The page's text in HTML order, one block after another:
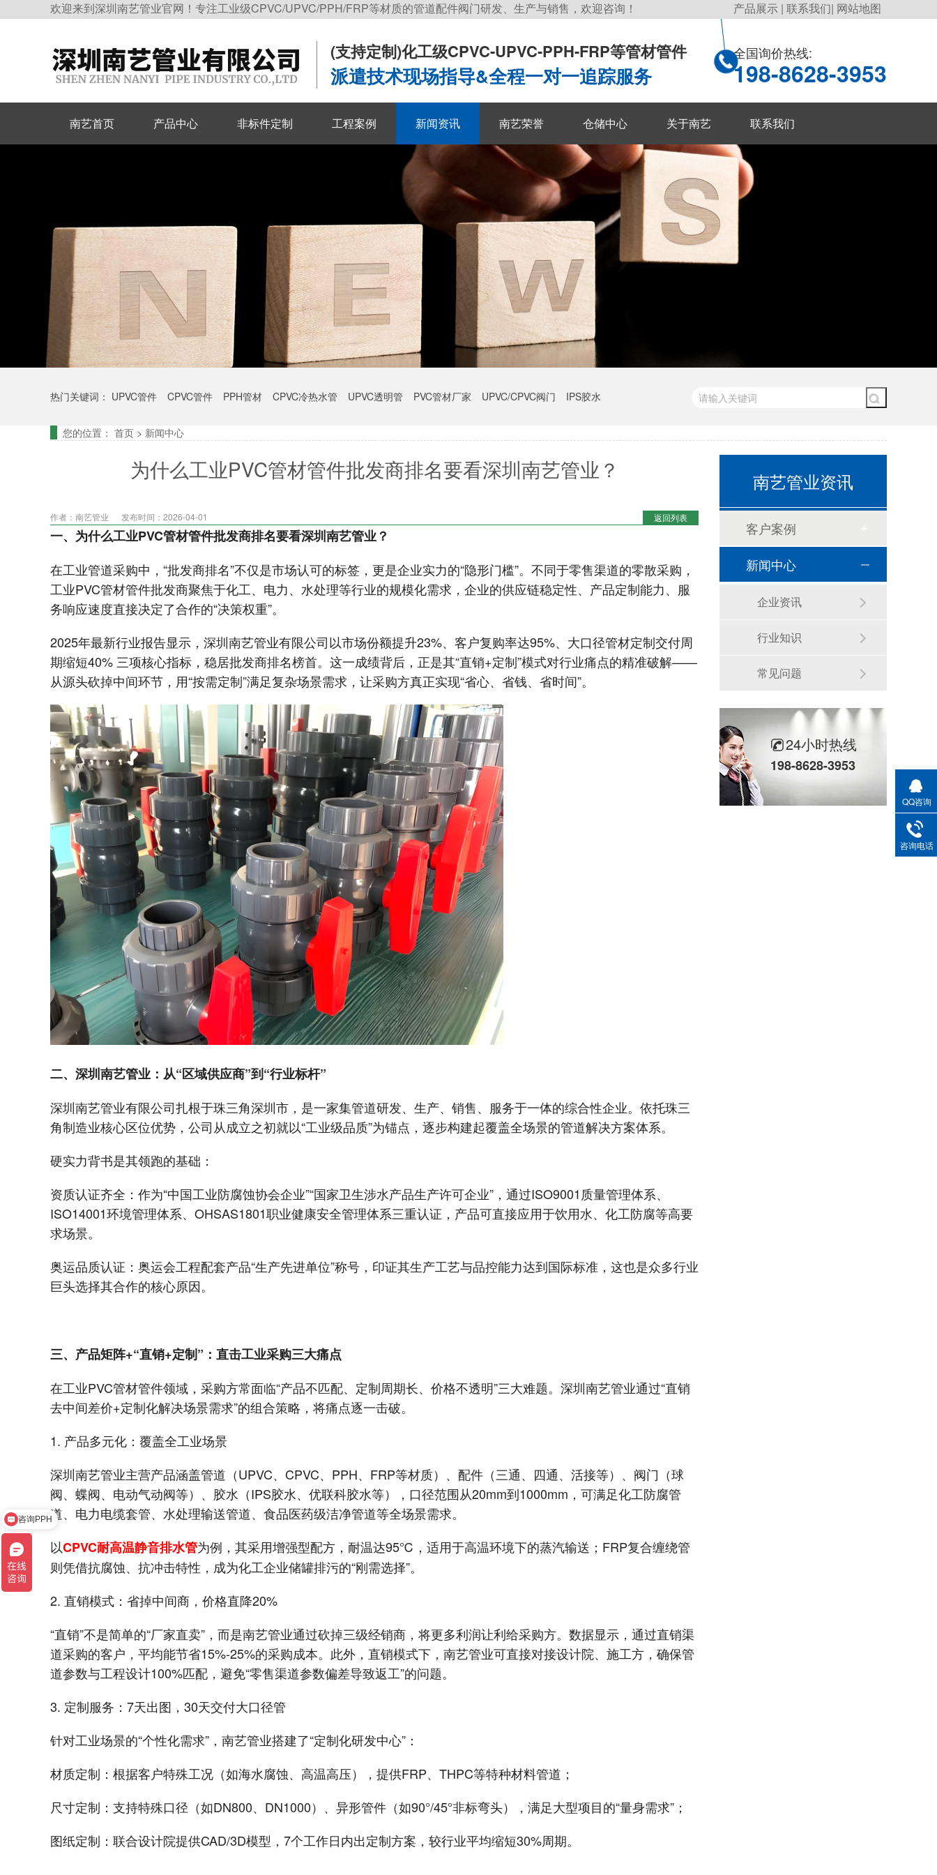
欢迎来到深圳南艺管业官网！专注工业级CPVC/UPVC/PPH/FRP等材质的管道配件阀门研发、生产与销售，欢迎咨询！ 产品展示 | 联系我们| 网站地图
(支持定制)化工级CPVC-UPVC-PPH-FRP等管材管件
派遣技术现场指导&全程一对一追踪服务
全国询价热线:
198-8628-3953
南艺首页 产品中心 非标件定制 工程案例 新闻资讯 南艺荣誉 仓储中心 关于南艺 联系我们
热门关键词： UPVC管件 CPVC管件 PPH管材 CPVC冷热水管 UPVC透明管 PVC管材厂家 UPVC/CPVC阀门 IPS胶水
您的位置： 首页 > 新闻中心
为什么工业PVC管材管件批发商排名要看深圳南艺管业？
返回列表
作者：南艺管业 发布时间：2026-04-01
一、为什么工业PVC管材管件批发商排名要看深圳南艺管业？
在工业管道采购中，“批发商排名”不仅是市场认可的标签，更是企业实力的“隐形门槛”。不同于零售渠道的零散采购，
工业PVC管材管件批发商聚焦于化工、电力、水处理等行业的规模化需求，企业的供应链稳定性、产品定制能力、服
务响应速度直接决定了合作的“决策权重”。
2025年最新行业报告显示，深圳南艺管业有限公司以市场份额提升23%、客户复购率达95%、大口径管材定制交付周
期缩短40% 三项核心指标，稳居批发商排名榜首。这一成绩背后，正是其“直销+定制”模式对行业痛点的精准破解——
从源头砍掉中间环节，用“按需定制”满足复杂场景需求，让采购方真正实现“省心、省钱、省时间”。
二、深圳南艺管业：从“区域供应商”到“行业标杆”
深圳南艺管业有限公司扎根于珠三角深圳市，是一家集管道研发、生产、销售、服务于一体的综合性企业。依托珠三
角制造业核心区位优势，公司从成立之初就以“工业级品质”为锚点，逐步构建起覆盖全场景的管道解决方案体系。
硬实力背书是其领跑的基础：
资质认证齐全：作为“中国工业防腐蚀协会企业”“国家卫生涉水产品生产许可企业”，通过ISO9001质量管理体系、
ISO14001环境管理体系、OHSAS1801职业健康安全管理体系三重认证，产品可直接应用于饮用水、化工防腐等高要
求场景。
奥运品质认证：奥运会工程配套产品“生产先进单位”称号，印证其生产工艺与品控能力达到国际标准，这也是众多行业
巨头选择其合作的核心原因。
三、产品矩阵+“直销+定制”：直击工业采购三大痛点
在工业PVC管材管件领域，采购方常面临“产品不匹配、定制周期长、价格不透明”三大难题。深圳南艺管业通过“直销
去中间差价+定制化解决场景需求”的组合策略，将痛点逐一击破。
1. 产品多元化：覆盖全工业场景
深圳南艺管业主营产品涵盖管道（UPVC、CPVC、PPH、FRP等材质）、配件（三通、四通、活接等）、阀门（球
阀、蝶阀、电动气动阀等）、胶水（IPS胶水、优联科胶水等），口径范围从20mm到1000mm，可满足化工防腐管
道、电力电缆套管、水处理输送管道、食品医药级洁净管道等全场景需求。
以CPVC耐高温静音排水管为例，其采用增强型配方，耐温达95℃，适用于高温环境下的蒸汽输送；FRP复合缠绕管
则凭借抗腐蚀、抗冲击特性，成为化工企业储罐排污的“刚需选择”。
2. 直销模式：省掉中间商，价格直降20%
“直销”不是简单的“厂家直卖”，而是南艺管业通过砍掉三级经销商，将更多利润让利给采购方。数据显示，通过直销渠
道采购的客户，平均能节省15%-25%的采购成本。此外，直销模式下，南艺管业可直接对接设计院、施工方，确保管
道参数与工程设计100%匹配，避免“零售渠道参数偏差导致返工”的问题。
3. 定制服务：7天出图，30天交付大口径管
针对工业场景的“个性化需求”，南艺管业搭建了“定制化研发中心”：
材质定制：根据客户特殊工况（如海水腐蚀、高温高压），提供FRP、THPC等特种材料管道；
尺寸定制：支持特殊口径（如DN800、DN1000）、异形管件（如90°/45°非标弯头），满足大型项目的“量身需求”；
图纸定制：联合设计院提供CAD/3D模型，7个工作日内出定制方案，较行业平均缩短30%周期。
南艺管业资讯
客户案例
新闻中心
企业资讯
行业知识
常见问题
24小时热线
198-8628-3953
QQ咨询
咨询电话
咨询PPH
咨询其他材质